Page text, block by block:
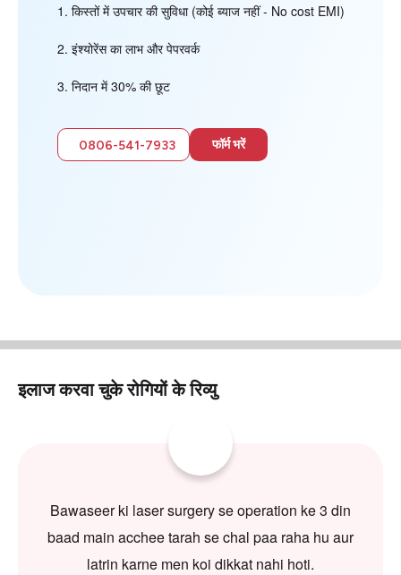
किस्तों में उपचार की सुविधा (कोई ब्याज नहीं - No cost EMI)
इंश्योरेंस का लाभ और पेपरवर्क
निदान में 30% की छूट
0806-541-7933 फॉर्म भरें
इलाज करवा चुके रोगियों के रिव्यु
Bawaseer ki laser surgery se operation ke 3 din
baad main acchee tarah se chal paa raha hu aur
latrin karne men koi dikkat nahi hoti.